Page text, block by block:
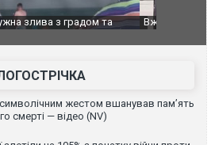
Ferrari готує оновлення
Вийшов
фільму
жестом вшанував пам’ять
смерті — відео (NV)